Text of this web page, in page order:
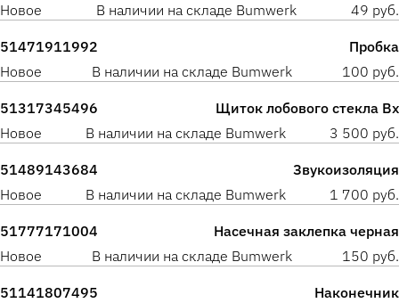
Новое
В наличии на складе Bumwerk 49 руб.
51471911992
Пробка
Новое
В наличии на складе Bumwerk 100 руб.
51317345496
Щиток лобового стекла Вх
Новое
В наличии на складе Bumwerk 3 500 руб.
51489143684
Звукоизоляция
Новое
В наличии на складе Bumwerk 1 700 руб.
51777171004
Насечная заклепка черная
Новое
В наличии на складе Bumwerk 150 руб.
51141807495
Наконечник